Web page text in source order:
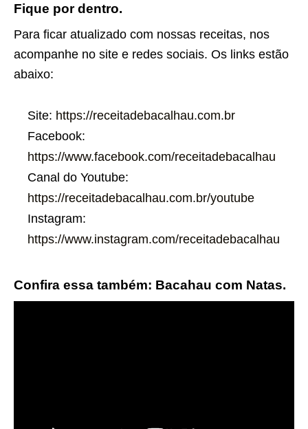
Fique por dentro.
Para ficar atualizado com nossas receitas, nos
acompanhe no site e redes sociais. Os links estão
abaixo:
Site: https://receitadebacalhau.com.br
Facebook:
https://www.facebook.com/receitadebacalhau
Canal do Youtube:
https://receitadebacalhau.com.br/youtube
Instagram:
https://www.instagram.com/receitadebacalhau
Confira essa também: Bacahau com Natas.